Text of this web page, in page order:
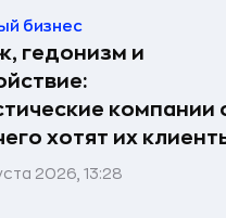
бизнес
гедонизм и
компании
хотят их
2026, 13:28